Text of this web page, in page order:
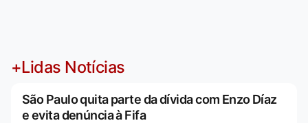
+Lidas Notícias
São Paulo quita parte da dívida com Enzo Díaz
e evita denúncia à Fifa